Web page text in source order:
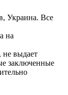
Украина. Все
на
не выдает
заключенные